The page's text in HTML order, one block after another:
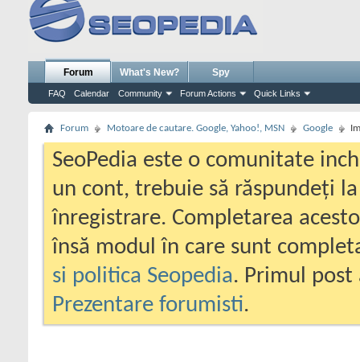
Forum
FAQ Calendar Community Forum Actions Quick Links
What's New? Spy
Forum Motoare de cautare. Google, Yahoo!, MSN Google
SeoPedia este o comunitate
un cont, trebuie să răspundeți
înregistrare. Completarea
însă modul în care sunt
si politica Seopedia. Primul
Prezentare forumisti.